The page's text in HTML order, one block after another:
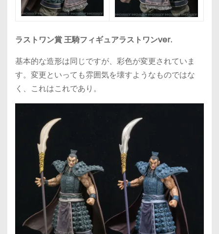
ラストワン賞 王騎フィギュアラストワンver.
基本的な造形は同じですが、彩色が変更されていま
す。変更といっても雰囲気を壊すようなものではな
く、これはこれであり。